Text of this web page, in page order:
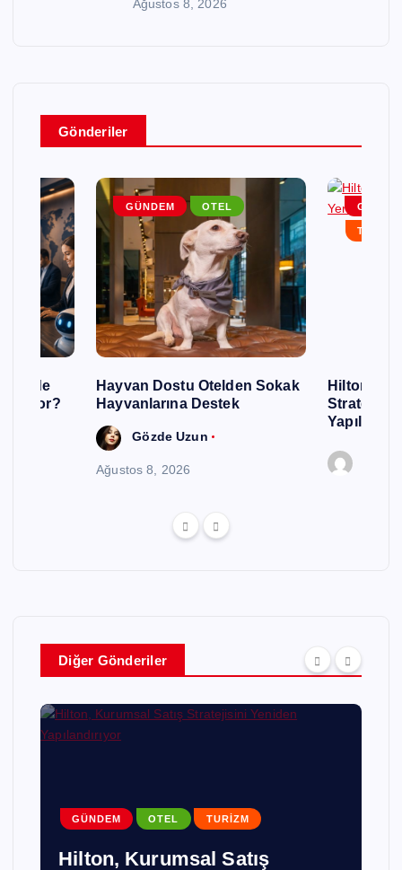
Ağustos 8, 2026
Gönderiler
GÜNDEM OTEL
Hayvan Dostu Otelden Sokak
Hayvanlarına Destek
Gözde Uzun
Ağustos 8, 2026
TURIZM
Hilton,
Diğer Gönderiler
GENEL GÜNDEM KÜLTÜR SANAT